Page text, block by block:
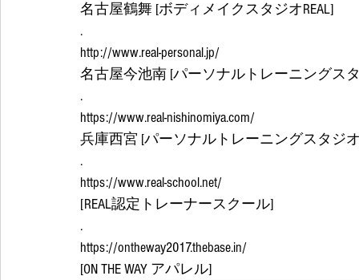
名古屋鶴舞 [ボディメイクスタジオREAL]
.
http://www.real-personal.jp/
名古屋今池南 [パーソナルトレーニングスタ
.
https://www.real-nishinomiya.com/
兵庫西宮 [パーソナルトレーニングスタジオ
.
https://www.real-school.net/
[REAL認定トレーナースクール]
.
https://ontheway2017.thebase.in/
[ON THE WAY アパレル]